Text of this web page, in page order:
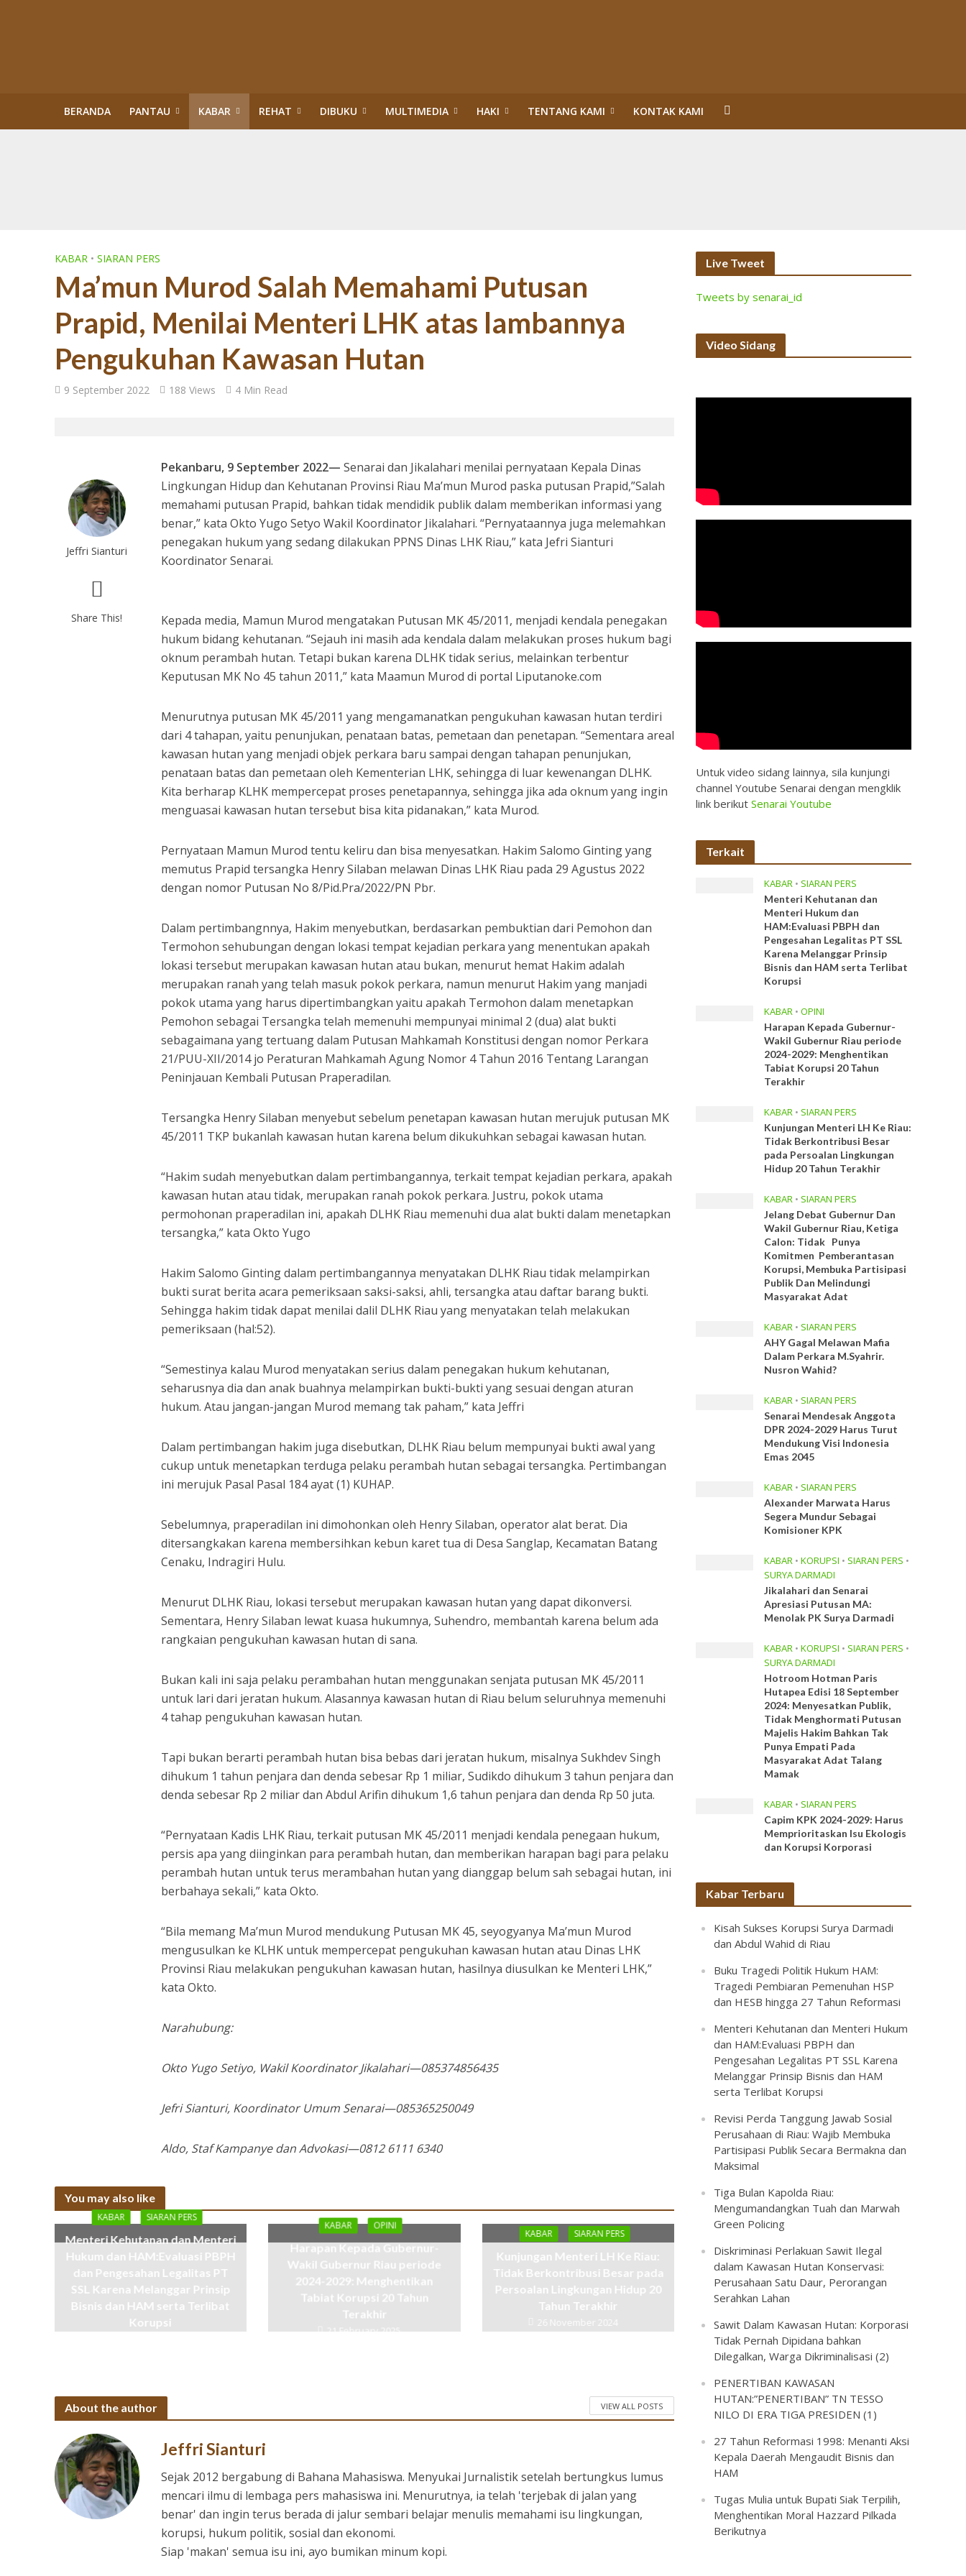
BERANDA PANTAU KABAR REHAT DIBUKU MULTIMEDIA HAKI TENTANG KAMI KONTAK KAMI
27 Tahun Reformasi 1998: Menanti Aksi Kepala Daerah Mengaudit Bisnis dan HAM
Tugas Mulia untuk Bupati Siak Terpilih, Menghentikan Moral Hazzard Pilkada Berikutnya
KABAR • SIARAN PERS
Ma’mun Murod Salah Memahami Putusan
Prapid, Menilai Menteri LHK atas lambannya
Pengukuhan Kawasan Hutan
9 September 2022 188 Views 4 Min Read
Jeffri Sianturi
Share This!
Pekanbaru, 9 September 2022— Senarai dan Jikalahari menilai pernyataan Kepala Dinas
Lingkungan Hidup dan Kehutanan Provinsi Riau Ma’mun Murod paska putusan Prapid,”Salah
memahami putusan Prapid, bahkan tidak mendidik publik dalam memberikan informasi yang
benar,” kata Okto Yugo Setyo Wakil Koordinator Jikalahari. “Pernyataannya juga melemahkan
penegakan hukum yang sedang dilakukan PPNS Dinas LHK Riau,” kata Jefri Sianturi
Koordinator Senarai.
Kepada media, Mamun Murod mengatakan Putusan MK 45/2011, menjadi kendala penegakan
hukum bidang kehutanan. “Sejauh ini masih ada kendala dalam melakukan proses hukum bagi
oknum perambah hutan. Tetapi bukan karena DLHK tidak serius, melainkan terbentur
Keputusan MK No 45 tahun 2011,” kata Maamun Murod di portal Liputanoke.com
Menurutnya putusan MK 45/2011 yang mengamanatkan pengukuhan kawasan hutan terdiri
dari 4 tahapan, yaitu penunjukan, penataan batas, pemetaan dan penetapan. “Sementara areal
kawasan hutan yang menjadi objek perkara baru sampai dengan tahapan penunjukan,
penataan batas dan pemetaan oleh Kementerian LHK, sehingga di luar kewenangan DLHK.
Kita berharap KLHK mempercepat proses penetapannya, sehingga jika ada oknum yang ingin
menguasai kawasan hutan tersebut bisa kita pidanakan,” kata Murod.
Pernyataan Mamun Murod tentu keliru dan bisa menyesatkan. Hakim Salomo Ginting yang
memutus Prapid tersangka Henry Silaban melawan Dinas LHK Riau pada 29 Agustus 2022
dengan nomor Putusan No 8/Pid.Pra/2022/PN Pbr.
Dalam pertimbangnnya, Hakim menyebutkan, berdasarkan pembuktian dari Pemohon dan
Termohon sehubungan dengan lokasi tempat kejadian perkara yang menentukan apakah
lokasi tersebut merupakan kawasan hutan atau bukan, menurut hemat Hakim adalah
merupakan ranah yang telah masuk pokok perkara, namun menurut Hakim yang manjadi
pokok utama yang harus dipertimbangkan yaitu apakah Termohon dalam menetapkan
Pemohon sebagai Tersangka telah memenuhi mempunyai minimal 2 (dua) alat bukti
sebagaimana yang tertuang dalam Putusan Mahkamah Konstitusi dengan nomor Perkara
21/PUU-XII/2014 jo Peraturan Mahkamah Agung Nomor 4 Tahun 2016 Tentang Larangan
Peninjauan Kembali Putusan Praperadilan.
Tersangka Henry Silaban menyebut sebelum penetapan kawasan hutan merujuk putusan MK
45/2011 TKP bukanlah kawasan hutan karena belum dikukuhkan sebagai kawasan hutan.
“Hakim sudah menyebutkan dalam pertimbangannya, terkait tempat kejadian perkara, apakah
kawasan hutan atau tidak, merupakan ranah pokok perkara. Justru, pokok utama
permohonan praperadilan ini, apakah DLHK Riau memenuhi dua alat bukti dalam menetapkan
tersangka,” kata Okto Yugo
Hakim Salomo Ginting dalam pertimbangannya menyatakan DLHK Riau tidak melampirkan
bukti surat berita acara pemeriksaan saksi-saksi, ahli, tersangka atau daftar barang bukti.
Sehingga hakim tidak dapat menilai dalil DLHK Riau yang menyatakan telah melakukan
pemeriksaan (hal:52).
“Semestinya kalau Murod menyatakan serius dalam penegakan hukum kehutanan,
seharusnya dia dan anak buahnya melampirkan bukti-bukti yang sesuai dengan aturan
hukum. Atau jangan-jangan Murod memang tak paham,” kata Jeffri
Dalam pertimbangan hakim juga disebutkan, DLHK Riau belum mempunyai bukti awal yang
cukup untuk menetapkan terduga pelaku perambah hutan sebagai tersangka. Pertimbangan
ini merujuk Pasal Pasal 184 ayat (1) KUHAP.
Sebelumnya, praperadilan ini dimohonkan oleh Henry Silaban, operator alat berat. Dia
ditersangkakan karena membersihkan kebun karet tua di Desa Sanglap, Kecamatan Batang
Cenaku, Indragiri Hulu.
Menurut DLHK Riau, lokasi tersebut merupakan kawasan hutan yang dapat dikonversi.
Sementara, Henry Silaban lewat kuasa hukumnya, Suhendro, membantah karena belum ada
rangkaian pengukuhan kawasan hutan di sana.
Bukan kali ini saja pelaku perambahan hutan menggunakan senjata putusan MK 45/2011
untuk lari dari jeratan hukum. Alasannya kawasan hutan di Riau belum seluruhnya memenuhi
4 tahap pengukuhan kawasan hutan.
Tapi bukan berarti perambah hutan bisa bebas dari jeratan hukum, misalnya Sukhdev Singh
dihukum 1 tahun penjara dan denda sebesar Rp 1 miliar, Sudikdo dihukum 3 tahun penjara dan
denda sebesar Rp 2 miliar dan Abdul Arifin dihukum 1,6 tahun penjara dan denda Rp 50 juta.
“Pernyataan Kadis LHK Riau, terkait putusan MK 45/2011 menjadi kendala penegaan hukum,
persis apa yang diinginkan para perambah hutan, dan memberikan harapan bagi para pelaku
perambah hutan untuk terus merambahan hutan yang dianggap belum sah sebagai hutan, ini
berbahaya sekali,” kata Okto.
“Bila memang Ma’mun Murod mendukung Putusan MK 45, seyogyanya Ma’mun Murod
mengusulkan ke KLHK untuk mempercepat pengukuhan kawasan hutan atau Dinas LHK
Provinsi Riau melakukan pengukuhan kawasan hutan, hasilnya diusulkan ke Menteri LHK,”
kata Okto.
Narahubung:
Okto Yugo Setiyo, Wakil Koordinator Jikalahari—085374856435
Jefri Sianturi, Koordinator Umum Senarai—085365250049
Aldo, Staf Kampanye dan Advokasi—0812 6111 6340
You may also like
KABAR SIARAN PERS
Menteri Kehutanan dan Menteri
Hukum dan HAM:Evaluasi PBPH
dan Pengesahan Legalitas PT
SSL Karena Melanggar Prinsip
Bisnis dan HAM serta Terlibat
Korupsi
KABAR OPINI
Harapan Kepada Gubernur-
Wakil Gubernur Riau periode
2024-2029: Menghentikan
Tabiat Korupsi 20 Tahun
Terakhir
21 February 2025
KABAR SIARAN PERS
Kunjungan Menteri LH Ke Riau:
Tidak Berkontribusi Besar pada
Persoalan Lingkungan Hidup 20
Tahun Terakhir
26 November 2024
About the author VIEW ALL POSTS
Jeffri Sianturi
Sejak 2012 bergabung di Bahana Mahasiswa. Menyukai Jurnalistik setelah bertungkus lumus
mencari ilmu di lembaga pers mahasiswa ini. Menurutnya, ia telah 'terjebak di jalan yang
benar' dan ingin terus berada di jalur sembari belajar menulis memahami isu lingkungan,
korupsi, hukum politik, sosial dan ekonomi.
Siap 'makan' semua isu ini, ayo bumikan minum kopi.
Live Tweet
Tweets by senarai_id
Video Sidang
Untuk video sidang lainnya, sila kunjungi
channel Youtube Senarai dengan mengklik
link berikutSenarai Youtube
Terkait
KABAR • SIARAN PERS
Menteri Kehutanan dan
Menteri Hukum dan
HAM:Evaluasi PBPH dan
Pengesahan Legalitas PT SSL
Karena Melanggar Prinsip
Bisnis dan HAM serta Terlibat
Korupsi
KABAR • OPINI
Harapan Kepada Gubernur-
Wakil Gubernur Riau periode
2024-2029: Menghentikan
Tabiat Korupsi 20 Tahun
Terakhir
KABAR • SIARAN PERS
Kunjungan Menteri LH Ke Riau:
Tidak Berkontribusi Besar
pada Persoalan Lingkungan
Hidup 20 Tahun Terakhir
KABAR • SIARAN PERS
Jelang Debat Gubernur Dan
Wakil Gubernur Riau, Ketiga
Calon: Tidak Punya
Komitmen Pemberantasan
Korupsi, Membuka Partisipasi
Publik Dan Melindungi
Masyarakat Adat
KABAR • SIARAN PERS
AHY Gagal Melawan Mafia
Dalam Perkara M.Syahrir.
Nusron Wahid?
KABAR • SIARAN PERS
Senarai Mendesak Anggota
DPR 2024-2029 Harus Turut
Mendukung Visi Indonesia
Emas 2045
KABAR • SIARAN PERS
Alexander Marwata Harus
Segera Mundur Sebagai
Komisioner KPK
KABAR • KORUPSI • SIARAN PERS •
SURYA DARMADI
Jikalahari dan Senarai
Apresiasi Putusan MA:
Menolak PK Surya Darmadi
KABAR • KORUPSI • SIARAN PERS •
SURYA DARMADI
Hotroom Hotman Paris
Hutapea Edisi 18 September
2024: Menyesatkan Publik,
Tidak Menghormati Putusan
Majelis Hakim Bahkan Tak
Punya Empati Pada
Masyarakat Adat Talang
Mamak
KABAR • SIARAN PERS
Capim KPK 2024-2029: Harus
Memprioritaskan Isu Ekologis
dan Korupsi Korporasi
Kabar Terbaru
Kisah Sukses Korupsi Surya Darmadi
dan Abdul Wahid di Riau
Buku Tragedi Politik Hukum HAM:
Tragedi Pembiaran Pemenuhan HSP
dan HESB hingga 27 Tahun Reformasi
Menteri Kehutanan dan Menteri Hukum
dan HAM:Evaluasi PBPH dan
Pengesahan Legalitas PT SSL Karena
Melanggar Prinsip Bisnis dan HAM
serta Terlibat Korupsi
Revisi Perda Tanggung Jawab Sosial
Perusahaan di Riau: Wajib Membuka
Partisipasi Publik Secara Bermakna dan
Maksimal
Tiga Bulan Kapolda Riau:
Mengumandangkan Tuah dan Marwah
Green Policing
Diskriminasi Perlakuan Sawit Ilegal
dalam Kawasan Hutan Konservasi:
Perusahaan Satu Daur, Perorangan
Serahkan Lahan
Sawit Dalam Kawasan Hutan: Korporasi
Tidak Pernah Dipidana bahkan
Dilegalkan, Warga Dikriminalisasi (2)
PENERTIBAN KAWASAN
HUTAN:”PENERTIBAN” TN TESSO
NILO DI ERA TIGA PRESIDEN (1)
27 Tahun Reformasi 1998: Menanti Aksi
Kepala Daerah Mengaudit Bisnis dan
HAM
Tugas Mulia untuk Bupati Siak Terpilih,
Menghentikan Moral Hazzard Pilkada
Berikutnya